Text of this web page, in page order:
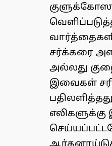
சர்க்கரை
அல்லது
இவைகள்